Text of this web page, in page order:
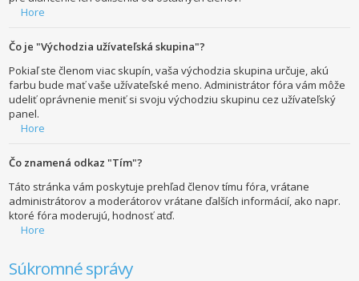
Hore
Čo je "Východzia užívateľská skupina"?
Pokiaľ ste členom viac skupín, vaša východzia skupina určuje, akú
farbu bude mať vaše užívateľské meno. Administrátor fóra vám môže
udeliť oprávnenie meniť si svoju východziu skupinu cez užívateľský
panel.
Hore
Čo znamená odkaz "Tím"?
Táto stránka vám poskytuje prehľad členov tímu fóra, vrátane
administrátorov a moderátorov vrátane ďalších informácií, ako napr.
ktoré fóra moderujú, hodnosť atď.
Hore
Súkromné správy